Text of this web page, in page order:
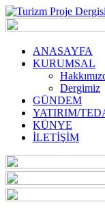
ANASAYFA
KURUMSAL
Dergimiz
GÜNDEM
YATIRIM/
KÜNYE
İLETİŞİM